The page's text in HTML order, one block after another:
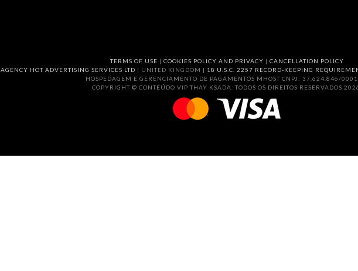
TERMS OF USE | COOKIES POLICY AND PRIVACY | CANCELLATION POLICY
AGENCY HOT ADVERTISING SERVICES LTD | UNITED KINGDOM | 18 U.S.C. 2257 RECORD-KEEPING
HOSPEDAGEM E GERENCIAMENTO DE PAGAMENTOS MHOST CNPJ: 37.624.846/
COPYRIGHT © CONTEÚDO VIP THAY KSADA. TODOS OS DIREITOS RESERVADOS